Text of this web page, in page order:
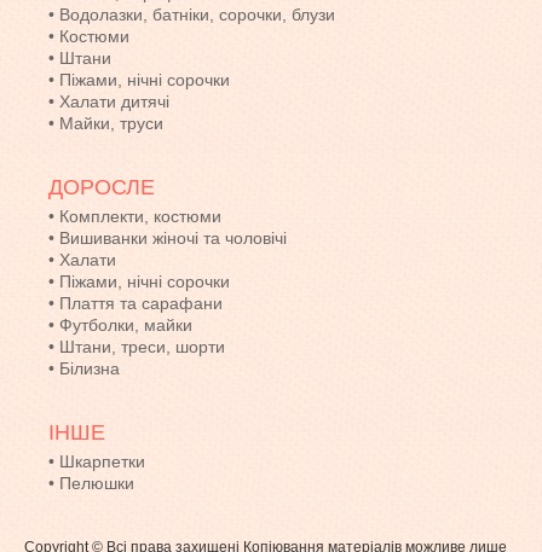
• Водолазки, батніки, сорочки, блузи
• Костюми
• Штани
• Піжами, нічні сорочки
• Халати дитячі
• Майки, труси
ДОРОСЛЕ
• Комплекти, костюми
• Вишиванки жіночі та чоловічі
• Халати
• Піжами, нічні сорочки
• Плаття та сарафани
• Футболки, майки
• Штани, треси, шорти
• Білизна
ІНШЕ
• Шкарпетки
• Пелюшки